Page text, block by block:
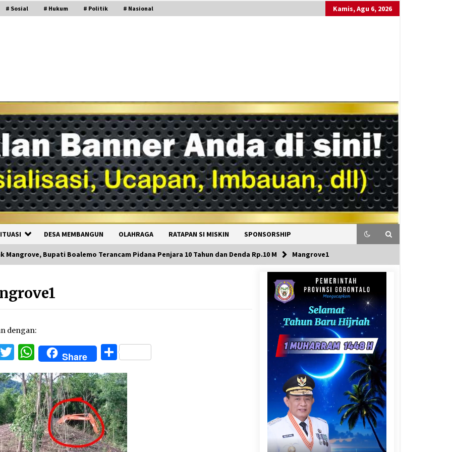
# Sosial # Hukum # Politik # Nasional Kamis, Agu 6, 2026
DESA MEMBANGUN OLAHRAGA RATAPAN SI MISKIN SPONSORSHIP
Mangrove, Bupati Boalemo Terancam Pidana Penjara 10 Tahun dan Denda Rp.10 M Mangrove1
dengan:
Twitter
WhatsApp
Share Share